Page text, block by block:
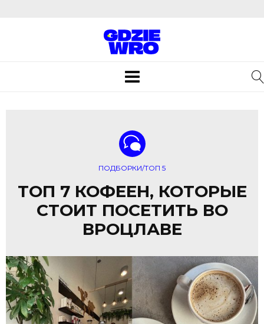
Toggle
ПОДБОРКИ/ТОП 5
ТОП 7 КОФЕЕН, КОТОРЫЕ
СТОИТ ПОСЕТИТЬ ВО
ВРОЦЛАВЕ